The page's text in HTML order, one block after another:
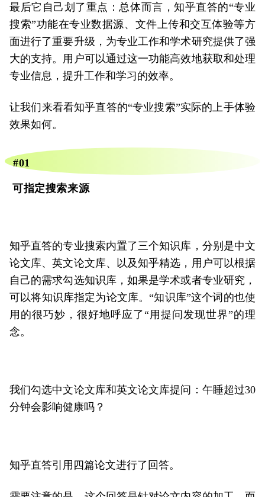
最后它自己划了重点：总体而言，知乎直答的“专业
搜索”功能在专业数据源、文件上传和交互体验等方
面进行了重要升级，为专业工作和学术研究提供了强
大的支持。用户可以通过这一功能高效地获取和处理
专业信息，提升工作和学习的效率。
让我们来看看知乎直答的“专业搜索”实际的上手体验
效果如何。
#01
可指定搜索来源
知乎直答的专业搜索内置了三个知识库，分别是中文
论文库、英文论文库、以及知乎精选，用户可以根据
自己的需求勾选知识库，如果是学术或者专业研究，
可以将知识库指定为论文库。“知识库”这个词的也使
用的很巧妙，很好地呼应了“用提问发现世界”的理
念。
我们勾选中文论文库和英文论文库提问：午睡超过30
分钟会影响健康吗？
知乎直答引用四篇论文进行了回答。